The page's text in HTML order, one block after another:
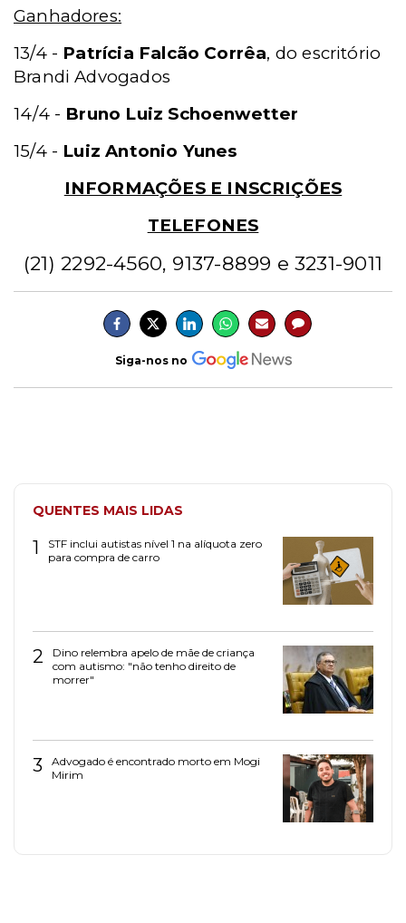
Ganhadores:
13/4 - Patrícia Falcão Corrêa, do escritório
Brandi Advogados
14/4 - Bruno Luiz Schoenwetter
15/4 - Luiz Antonio Yunes
INFORMAÇÕES E INSCRIÇÕES
TELEFONES
(21) 2292-4560, 9137-8899 e 3231-9011
Siga-nos no
QUENTES MAIS LIDAS
1
STF inclui autistas nível 1 na alíquota zero
para compra de carro
2
Dino relembra apelo de mãe de criança
com autismo: "não tenho direito de
morrer"
3
Advogado é encontrado morto em Mogi
Mirim